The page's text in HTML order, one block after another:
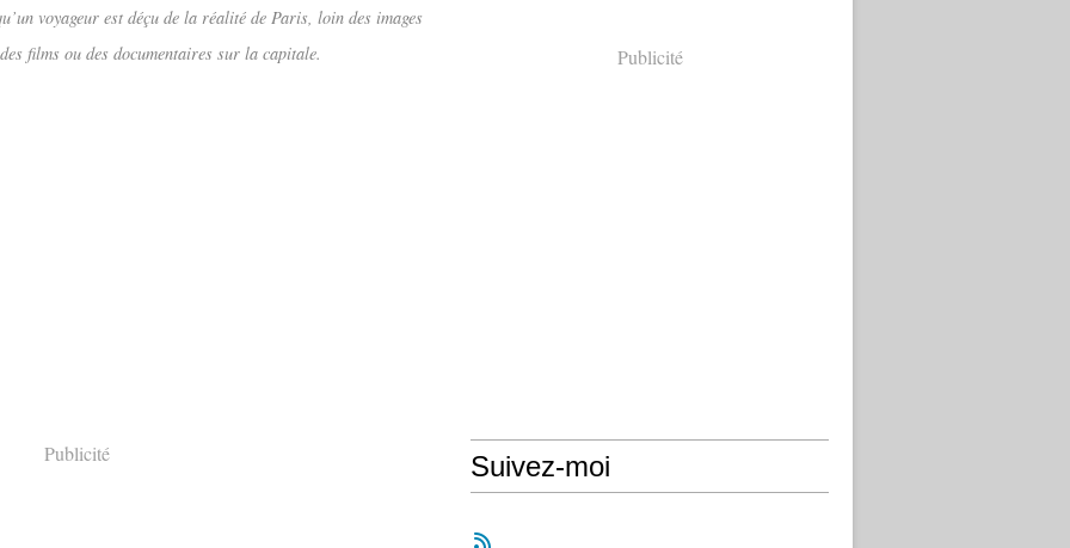
voyageur est déçu de la réalité de Paris, loin des images
films ou des documentaires sur la capitale.
Publicité
Publicité
Suivez-moi